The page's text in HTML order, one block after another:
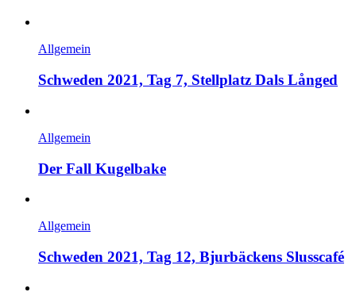
Allgemein
Schweden 2021, Tag 7, Stellplatz Dals Långed
Allgemein
Der Fall Kugelbake
Allgemein
Schweden 2021, Tag 12, Bjurbäckens Slusscafé